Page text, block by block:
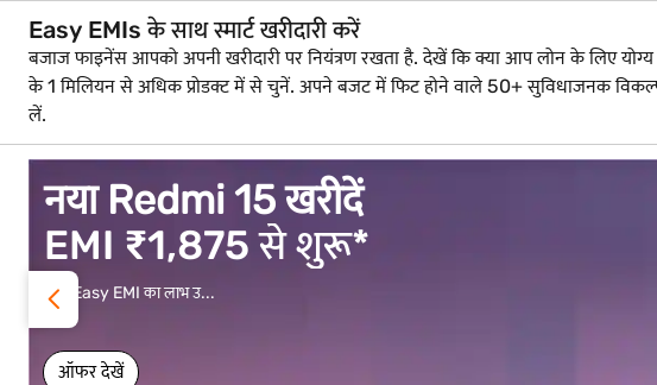
Easy EMIs के साथ स्मार्ट खरीदारी करें
बजाज फाइनेंस आपको अपनी खरीदारी पर नियंत्रण रखता है. देखें कि क्या आप लोन के लिए
के 1 मिलियन से अधिक प्रोडक्ट में से चुनें. अपने बजट में फिट होने वाले 50+ सुविधाजनक
लें.
vivo V70 FE खरीदें
EMI ₹1,583 से शुरू*
Easy EMI का लाभ उ...
ऑफर देखें